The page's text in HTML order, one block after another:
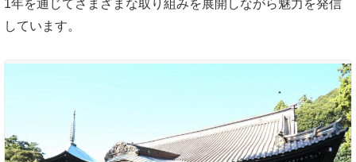
1年を通じてさまざまな取り組みを展開しながら魅力を発信
しています。